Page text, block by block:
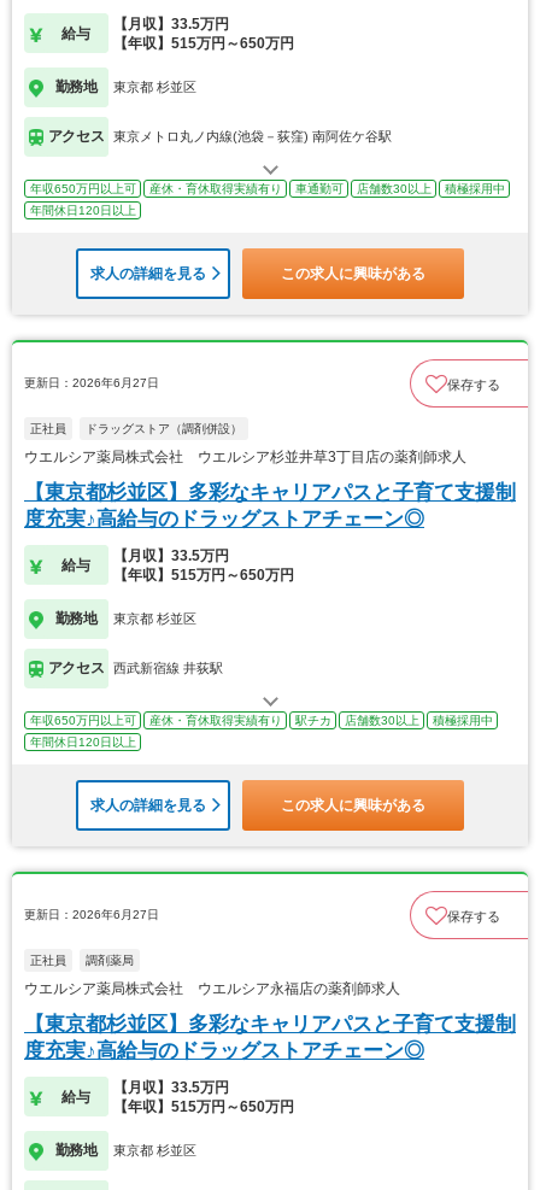
給与
【月収】33.5万円
【年収】515万円～650万円
勤務地 東京都 杉並区
アクセス 東京メトロ丸ノ内線(池袋－荻窪) 南阿佐ケ谷駅
年収650万円以上可 産休・育休取得実績有り 車通勤可 店舗数30以上
積極採用中
年間休日120日以上
求人の詳細を見る この求人に興味がある
更新日：2026年6月27日 保存する
正社員 ドラッグストア（調剤併設）
ウエルシア薬局株式会社 ウエルシア杉並井草3丁目店の薬剤師求人
【東京都杉並区】多彩なキャリアパスと子育て支援制
度充実♪高給与のドラッグストアチェーン◎
給与
【月収】33.5万円
【年収】515万円～650万円
勤務地 東京都 杉並区
アクセス 西武新宿線 井荻駅
年収650万円以上可 産休・育休取得実績有り 駅チカ 店舗数30以上
積極採用中
年間休日120日以上
求人の詳細を見る この求人に興味がある
更新日：2026年6月27日 保存する
正社員 調剤薬局
ウエルシア薬局株式会社 ウエルシア永福店の薬剤師求人
【東京都杉並区】多彩なキャリアパスと子育て支援制
度充実♪高給与のドラッグストアチェーン◎
給与
【月収】33.5万円
【年収】515万円～650万円
勤務地 東京都 杉並区